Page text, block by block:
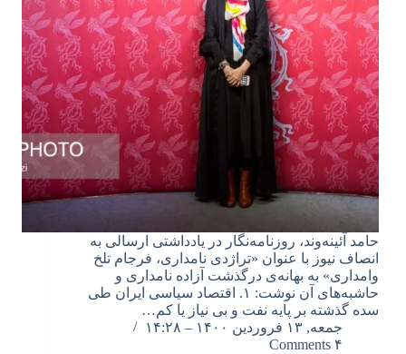
حامد آئینه‌وند، روزنامه‌نگار در یادداشتی ارسالی به
انصاف نیوز با عنوان «تراژدی نامداری، فرجام تلخ
وامداری» به بهانه‌ی درگذشت آزاده نامداری و
حاشبه‌های آن نوشت: ۱. اقتصاد سیاسی ایران طی
سده گذشته بر پایه نفت و بی نیاز یا کم…
جمعه, ۱۳ فروردین ۱۴۰۰ – ۱۴:۲۸
۴ Comments